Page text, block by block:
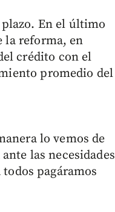
En el último
la reforma, en
crédito con el
promedio del
lo vemos de
las necesidades
pagáramos